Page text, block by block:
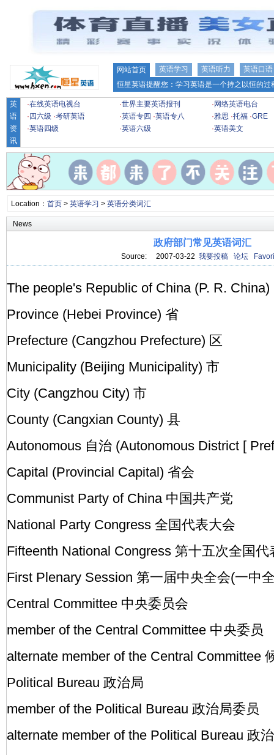
网站首页 英语学习 英语听力
英语口语
恒星英语提醒您：学习英语是一个持之以恒的
英
语
资
讯
·在线英语电视台 ·世界主要英语报刊 · 网络英语电台
· 四六级 ·考研英语 ·英语专四 ·英语专八 ·雅思 ·托福 ·GRE
·英语四级 ·英语六级 ·英语美文
Location： 首页> 英语学习 > 英语分类词汇
News
政府部门常见英语词汇
Source: 2007-03-22 我要投稿 论坛
The people's Republic of China (P. R.
Province (Hebei Province) 省
Prefecture (Cangzhou Prefecture) 区
Municipality (Beijing Municipality) 市
City (Cangzhou City) 市
County (Cangxian County) 县
Autonomous 自治 (Autonomous District [
Capital (Provincial Capital) 省会
Communist Party of China 中国共产党
National Party Congress 全国代表大会
Fifteenth National Congress 第十五次全国
First Plenary Session 第一届中央全会(一中
Central Committee 中央委员会
member of the Central Committee 中央委员
alternate member of the Central Committee
Political Bureau 政治局
member of the Political Bureau 政治局委员
alternate member of the Political Bureau 政